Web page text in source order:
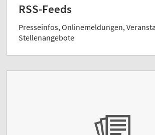
RSS-Feeds
Presseinfos, Onlinemeldungen,
Stellenangebote